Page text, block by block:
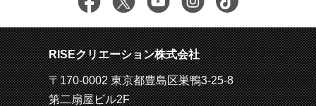
RISEクリエーション株式会社
〒170-0002 東京都豊島区巣鴨3-25-8
第二扇屋ビル2F